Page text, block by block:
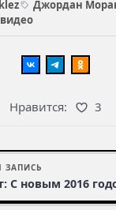
Джордан
Нравится: 3
ЗАПИСЬ
С новым 2016